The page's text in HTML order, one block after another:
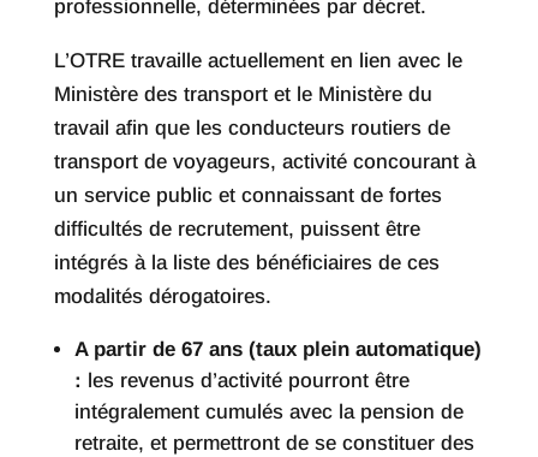
professionnelle, déterminées par décret.
L’OTRE travaille actuellement en lien avec le
Ministère des transport et le Ministère du
travail afin que les conducteurs routiers de
transport de voyageurs, activité concourant à
un service public et connaissant de fortes
difficultés de recrutement, puissent être
intégrés à la liste des bénéficiaires de ces
modalités dérogatoires.
A partir de 67 ans (taux plein automatique)
: les revenus d’activité pourront être
intégralement cumulés avec la pension de
retraite, et permettront de se constituer des